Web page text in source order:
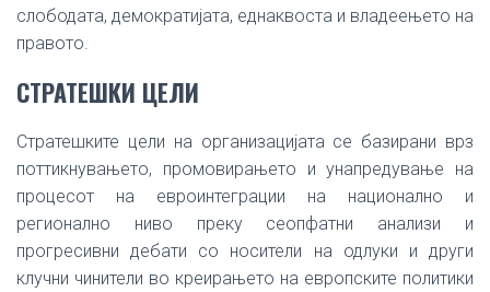
слободата, демократијата, еднаквоста и владеењето на
правото.
СТРАТЕШКИ ЦЕЛИ
Стратешките цели на организацијата се базирани врз
поттикнувањето, промовирањето и унапредување на
процесот на евроинтеграции на национално и
регионално ниво преку сеопфатни анализи и
прогресивни дебати со носители на одлуки и други
клучни чинители во креирањето на европските политики